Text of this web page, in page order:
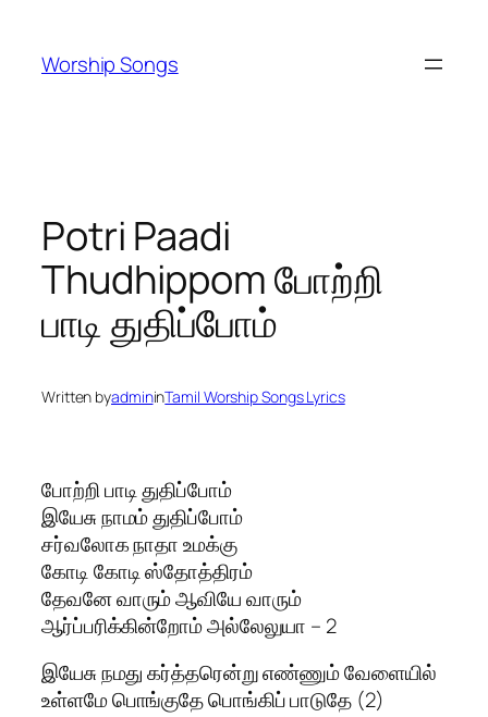
content
Worship Songs
Potri Paadi
Thudhippom போற்றி
பாடி துதிப்போம்
Written byadmininTamil Worship Songs Lyrics
போற்றி பாடி துதிப்போம்
இயேசு நாமம் துதிப்போம்
சர்வலோக நாதா உமக்கு
கோடி கோடி ஸ்தோத்திரம்
தேவனே வாரும் ஆவியே வாரும்
ஆர்ப்பரிக்கின்றோம் அல்லேலுயா – 2
இயேசு நமது கர்த்தரென்று எண்ணும் வேளையில்
உள்ளமே பொங்குதே பொங்கிப் பாடுதே (2)